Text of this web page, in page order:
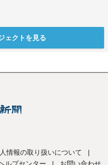
ェクトを見る
情報の取り扱いについて
|